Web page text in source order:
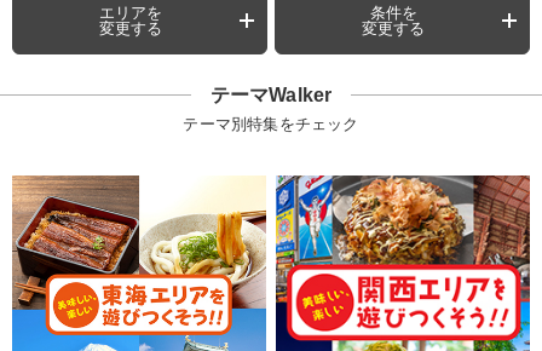
エリアを
変更する
条件を
変更する
テーマWalker
テーマ別特集をチェック